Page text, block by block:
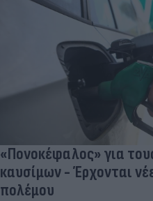
«Πονοκέφαλος» για
καυσίμων - Έρχονται
πολέμου